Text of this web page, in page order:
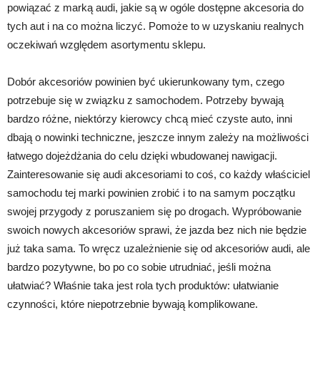
powiązać z marką audi, jakie są w ogóle dostępne akcesoria do
tych aut i na co można liczyć. Pomoże to w uzyskaniu realnych
oczekiwań względem asortymentu sklepu.
Dobór akcesoriów powinien być ukierunkowany tym, czego
potrzebuje się w związku z samochodem. Potrzeby bywają
bardzo różne, niektórzy kierowcy chcą mieć czyste auto, inni
dbają o nowinki techniczne, jeszcze innym zależy na możliwości
łatwego dojeżdżania do celu dzięki wbudowanej nawigacji.
Zainteresowanie się audi akcesoriami to coś, co każdy właściciel
samochodu tej marki powinien zrobić i to na samym początku
swojej przygody z poruszaniem się po drogach. Wypróbowanie
swoich nowych akcesoriów sprawi, że jazda bez nich nie będzie
już taka sama. To wręcz uzależnienie się od akcesoriów audi, ale
bardzo pozytywne, bo po co sobie utrudniać, jeśli można
ułatwiać? Właśnie taka jest rola tych produktów: ułatwianie
czynności, które niepotrzebnie bywają komplikowane.